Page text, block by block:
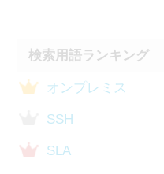
検索用語ランキング
オンプレミス
SSH
SLA